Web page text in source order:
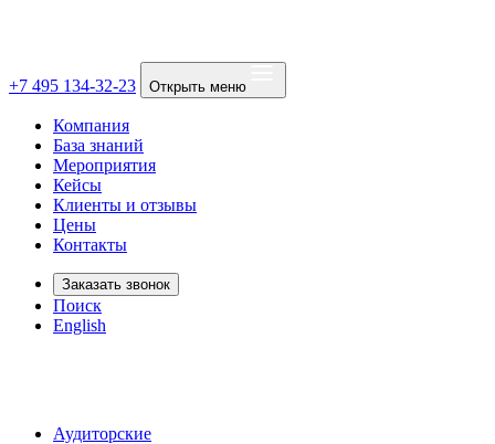
+7 495 134-32-23 Открыть меню
Компания
База знаний
Мероприятия
Кейсы
Клиенты и отзывы
Цены
Контакты
Заказать звонок
Поиск
English
Аудиторские